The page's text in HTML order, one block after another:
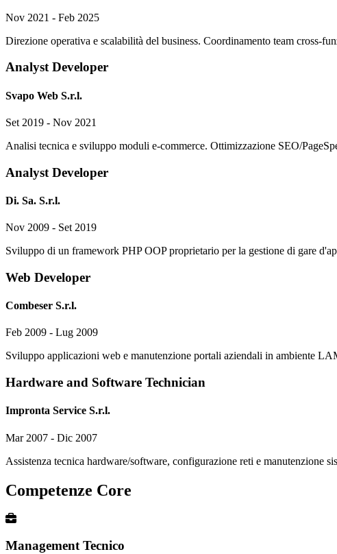
Nov 2021 - Feb 2025
Direzione operativa e scalabilità del business. Coordinamento team cross-
Analyst Developer
Svapo Web S.r.l.
Set 2019 - Nov 2021
Analisi tecnica e sviluppo moduli e-commerce. Ottimizzazione SEO/
Analyst Developer
Di. Sa. S.r.l.
Nov 2009 - Set 2019
Sviluppo di un framework PHP OOP proprietario per la gestione di gare
Web Developer
Combeser S.r.l.
Feb 2009 - Lug 2009
Sviluppo applicazioni web e manutenzione portali aziendali in ambiente
Hardware and Software Technician
Impronta Service S.r.l.
Mar 2007 - Dic 2007
Assistenza tecnica hardware/software, configurazione reti e manutenzione
Competenze Core
Management Tecnico